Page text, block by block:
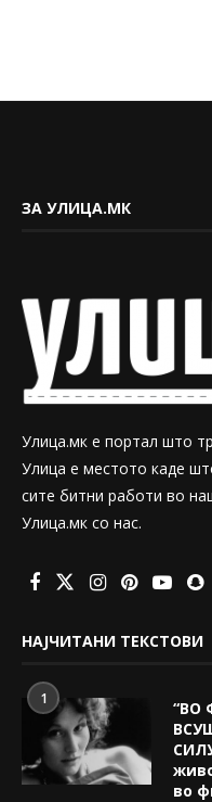
ЗА УЛИЦА.МК
Улица.мк е портал што
Улица е местото каде
сите битни работи во
Улица.мк со нас.
НАЈЧИТАНИ ТЕКСТОВИ
1
“ВО
во